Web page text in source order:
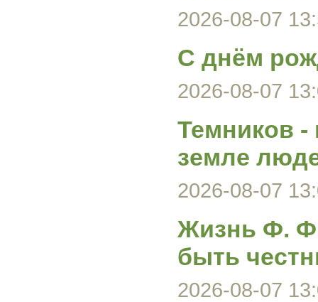
2026-08-07
С днём
2026-08-07
Темников
земле
2026-08-07
Жизнь Ф.
быть
2026-08-07